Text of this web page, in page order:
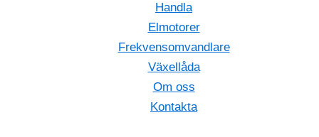
Handla
Elmotorer
Frekvensomvandlare
Växellåda
Om oss
Kontakta